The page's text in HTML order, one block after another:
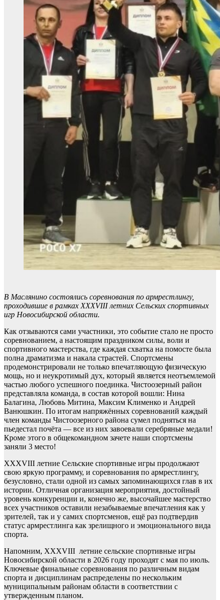
В Маслянино состоялись соревнования по армрестлингу,
проходившие в рамках XXXVIII летних Сельских спортивных
игр Новосибирской области.
Как отзываются сами участники, это событие стало не просто
соревнованием, а настоящим праздником силы, воли и
спортивного мастерства, где каждая схватка на помосте была
полна драматизма и накала страстей. Спортсмены
продемонстрировали не только впечатляющую физическую
мощь, но и неукротимый дух, который является неотъемлемой
частью любого успешного поединка. Чистоозерный район
представляла команда, в состав которой вошли: Нина
Балагина, Любовь Митина, Максим Клименко и Андрей
Ванюшкин. По итогам напряжённых соревнований каждый
член команды Чистоозерного района сумел подняться на
пьедестал почёта — все из них завоевали серебряные медали!
Кроме этого в общекомандном зачете наши спортсмены
заняли 3 место!
XXXVIII летние Сельские спортивные игры продолжают
свою яркую программу, и соревнования по армрестлингу,
безусловно, стали одной из самых запоминающихся глав в их
истории. Отличная организация мероприятия, достойный
уровень конкуренции и, конечно же, высочайшее мастерство
всех участников оставили незабываемые впечатления как у
зрителей, так и у самих спортсменов, ещё раз подтвердив
статус армрестлинга как зрелищного и эмоционального вида
спорта.
Напомним, XXXVIII летние сельские спортивные игры
Новосибирской области в 2026 году проходят с мая по июль.
Ключевые финальные соревнования по различным видам
спорта и дисциплинам распределены по нескольким
муниципальным районам области в соответствии с
утвержденным планом.